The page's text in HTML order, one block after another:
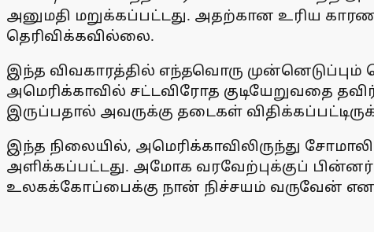
அனுமதி மறுக்கப்பட்டது. அதற்கான உரிய
தெரிவிக்கவில்லை.
இந்த விவகாரத்தில் எந்தவொரு முன்னெடுப்பும்
அமெரிக்காவில் சட்டவிரோத குடியேறுவதை
இருப்பதால் அவருக்கு தடைகள்
இந்த நிலையில், அமெரிக்காவிலிருந்து
அளிக்கப்பட்டது. அமோக வரவேற்புக்குப்
உலகக்கோப்பைக்கு நான் நிச்சயம் வருவேன் என